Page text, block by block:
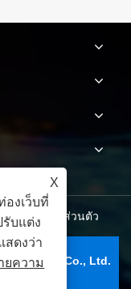
ายความเป็นส่วนตัว
Co., Ltd.
X
งเว็บที่
บแต่ง
สดงว่า
ยความ